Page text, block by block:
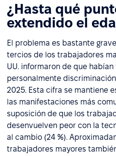
¿Hasta qué
extendido el
El problema es bastante
tercios de los trabajadores
UU. informaron de que
personalmente
2025. Esta cifra se mantiene
las manifestaciones más
suposición de que los
desenvuelven peor con la
al cambio (24 %).
trabajadores mayores